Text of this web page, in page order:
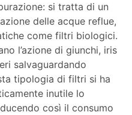
si tratta di un
delle acque reflue,
come filtri biologici.
l’azione di giunchi, iris
salvaguardando
tipologia di filtri si ha
inutile lo
così il consumo